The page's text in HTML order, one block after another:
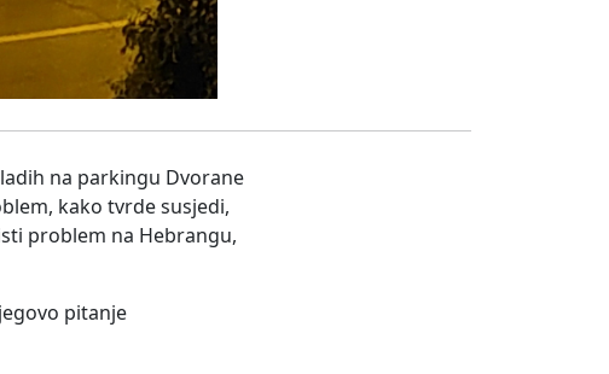
na parkingu Dvorane
kako tvrde susjedi,
problem na Hebrangu,
pitanje